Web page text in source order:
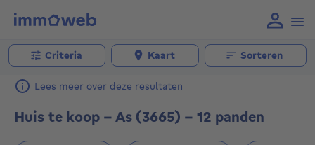
Criteria Kaart Sorteren
Lees meer over deze resultaten
Huis te koop - As (3665) - 12 panden